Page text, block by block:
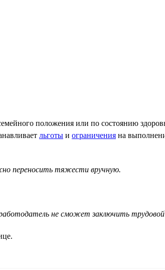
положения или по состоянию
льготы и ограничения на
переносить тяжести вручную.
не сможет заключить трудовой